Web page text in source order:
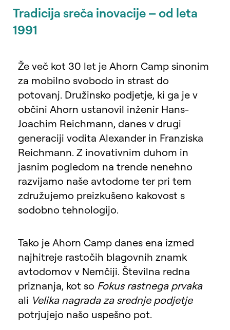
Tradicija sreča inovacije – od leta
1991
Že več kot 30 let je Ahorn Camp sinonim
za mobilno svobodo in strast do
potovanj. Družinsko podjetje, ki ga je v
občini Ahorn ustanovil inženir Hans-
Joachim Reichmann, danes v drugi
generaciji vodita Alexander in Franziska
Reichmann. Z inovativnim duhom in
jasnim pogledom na trende nenehno
razvijamo naše avtodome ter pri tem
združujemo preizkušeno kakovost s
sodobno tehnologijo.
Tako je Ahorn Camp danes ena izmed
najhitreje rastočih blagovnih znamk
avtodomov v Nemčiji. Številna redna
priznanja, kot so Fokus rastnega prvaka
ali Velika nagrada za srednje podjetje
potrjujejo našo uspešno pot.